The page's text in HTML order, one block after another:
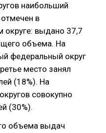
наибольший
в
выдано 37,7
объема. На
федеральный округ
место занял
(18%). На
совокупно
(30%).
объема выдач